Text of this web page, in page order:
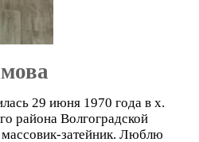
29 июня 1970 года в х.
района Волгоградской
затейник. Люблю